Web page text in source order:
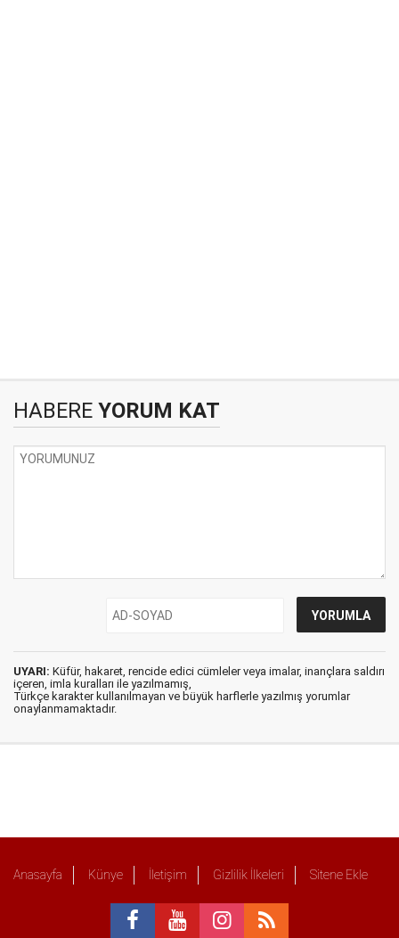
HABERE YORUM KAT
UYARI: Küfür, hakaret, rencide edici cümleler veya imalar, inançlara saldırı
içeren, imla kuralları ile yazılmamış,
Türkçe karakter kullanılmayan ve büyük harflerle yazılmış yorumlar
onaylanmamaktadır.
Anasayfa Künye İletişim Gizlilik İlkeleri Sitene Ekle